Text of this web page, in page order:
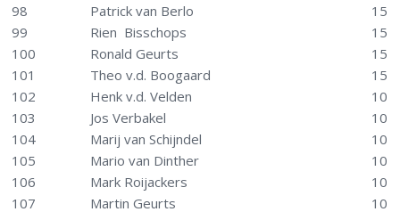
98
Patrick van Berlo
15
99
Rien Bisschops
15
100
Ronald Geurts
15
101
Theo v.d. Boogaard
15
102
Henk v.d. Velden
10
103
Jos Verbakel
10
104
Marij van Schijndel
10
105
Mario van Dinther
10
106
Mark Roijackers
10
107
Martin Geurts
10